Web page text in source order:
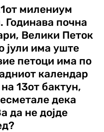
милениум
Годинава почна
Велики Петок
јули има уште
петоци има по
календар
13от бактун,
дека
да не дојде